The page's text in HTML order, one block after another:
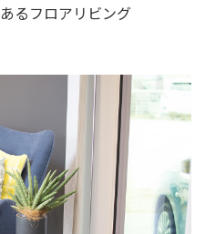
るフロアリビング